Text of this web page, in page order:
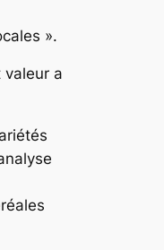
».
valeur a